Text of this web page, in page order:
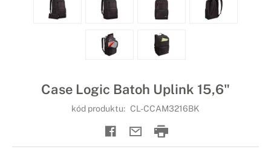
Case Logic Batoh Uplink 15,6"
kód produktu: CL-CCAM3216BK